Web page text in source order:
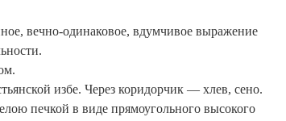
вечно-одинаковое, вдумчивое выражение
.
избе. Через коридорчик — хлев, сено.
печкой в виде прямоугольного высокого